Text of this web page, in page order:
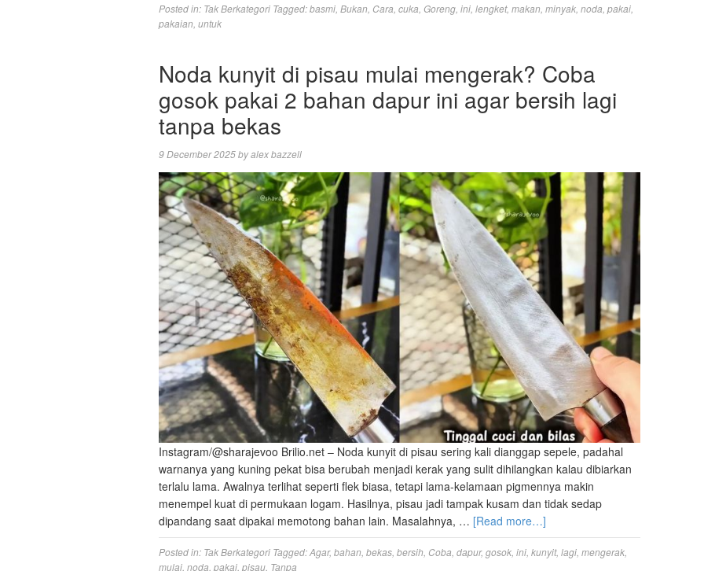
Posted in: Tak Berkategori Tagged:basmi Bukan Cara cuka Goreng ini lengket, makan minyak noda pakai
pakaian untuk
Noda kunyit di pisau mulai mengerak? Coba
gosok pakai 2 bahan dapur ini agar bersih lagi
tanpa bekas
9 December 2025byalex bazzell
Instagram/@sharajevoo Brilio.net – Noda kunyit di pisau sering kali dianggap sepele, padahal
warnanya yang kuning pekat bisa berubah menjadi kerak yang sulit dihilangkan kalau dibiarkan
terlalu lama. Awalnya terlihat seperti flek biasa, tetapi lama-kelamaan pigmennya makin
menempel kuat di permukaan logam. Hasilnya, pisau jadi tampak kusam dan tidak sedap
dipandang saat dipakai memotong bahan lain. Masalahnya, … [Read more…]
Posted in: Tak Berkategori Tagged:Agar, bahan bekas bersih Coba dapur, gosok ini kunyit, lagi mengerak
mulai noda pakai pisau Tanpa